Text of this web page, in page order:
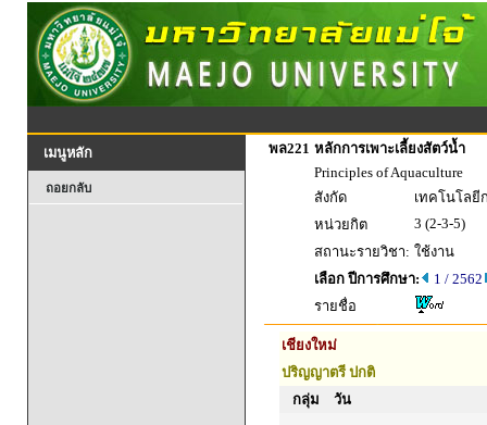
เมนูหลัก
ถอยกลับ
พล221 หลักการเพาะเลี้ยงสัตว์น้ำ
Principles of Aquaculture
สังกัด
เทคโนโลยี
หน่วยกิต
3 (2-3-5)
สถานะรายวิชา: ใช้งาน
เลือก ปีการศึกษา:
1 / 2562
รายชื่อ
เชียงใหม่
ปริญญาตรี ปกติ
กลุ่ม
วัน